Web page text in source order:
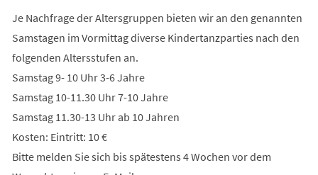
Je Nachfrage der Altersgruppen bieten wir an den genannten
Samstagen im Vormittag diverse Kindertanzparties nach den
folgenden Altersstufen an.
Samstag 9- 10 Uhr 3-6 Jahre
Samstag 10-11.30 Uhr 7-10 Jahre
Samstag 11.30-13 Uhr ab 10 Jahren
Kosten: Eintritt: 10 €
Bitte melden Sie sich bis spätestens 4 Wochen vor dem